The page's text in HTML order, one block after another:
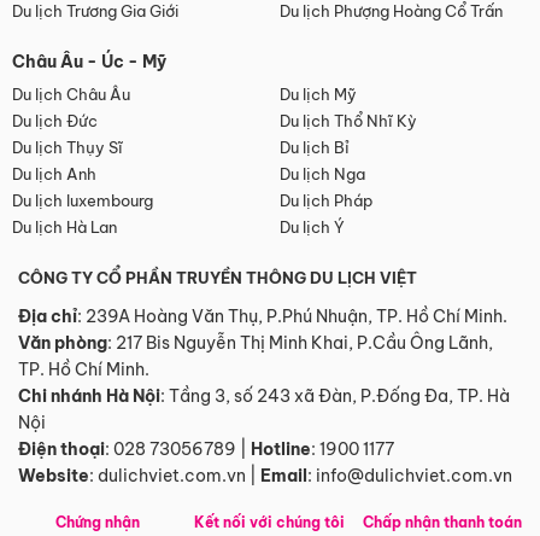
Du lịch Trương Gia Giới
Du lịch Phượng Hoàng Cổ Trấn
Châu Âu - Úc - Mỹ
Du lịch Châu Âu
Du lịch Mỹ
Du lịch Đức
Du lịch Thổ Nhĩ Kỳ
Du lịch Thụy Sĩ
Du lịch Bỉ
Du lịch Anh
Du lịch Nga
Du lịch luxembourg
Du lịch Pháp
Du lịch Hà Lan
Du lịch Ý
CÔNG TY CỔ PHẦN TRUYỀN THÔNG DU LỊCH VIỆT
Địa chỉ: 239A Hoàng Văn Thụ, P.Phú Nhuận, TP. Hồ Chí Minh.
Văn phòng: 217 Bis Nguyễn Thị Minh Khai, P.Cầu Ông Lãnh,
TP. Hồ Chí Minh.
Chi nhánh Hà Nội: Tầng 3, số 243 xã Đàn, P.Đống Đa, TP. Hà
Nội
Điện thoại: 028 73056789 Hotline: 1900 1177
Website: dulichviet.com.vn Email: info@dulichviet.com.vn
Chứng nhận Kết nối với chúng tôi Chấp nhận thanh toán